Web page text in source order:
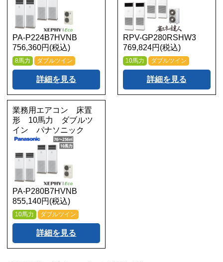
PA-P224B7HVNB
756,360円(税込)
8馬力 ダブルツイン
詳細を見る
RPV-GP280RSHW3
769,824円(税込)
10馬力 ダブルツイン
詳細を見る
業務用エアコン 床置
形 10馬力 ダブルツ
イン パナソニック
PA-P280B7HVNB
855,140円(税込)
10馬力 ダブルツイン
詳細を見る